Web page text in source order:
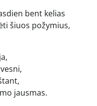
bent kelias
šiuos požymius,
jausmas.